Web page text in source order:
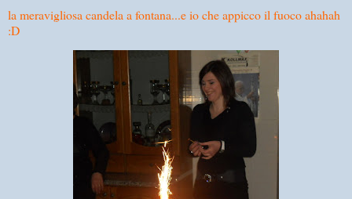
la meravigliosa candela a fontana...e io che appicco il fuoco ahahah
:D